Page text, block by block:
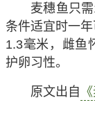
麦穗鱼只
条件适宜时一
1.3毫米，雌鱼
护卵习性。
原文出自